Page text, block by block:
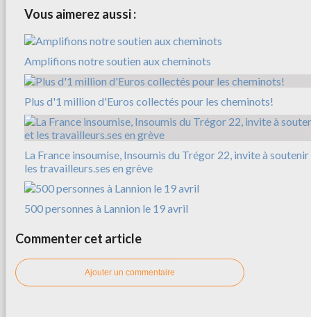
Vous aimerez aussi :
Amplifions notre soutien aux cheminots
Plus d'1 million d'Euros collectés pour les cheminots!
La France insoumise, Insoumis du Trégor 22, invite à
les travailleurs.ses en grève
500 personnes à Lannion le 19 avril
Commenter cet article
Ajouter un commentaire